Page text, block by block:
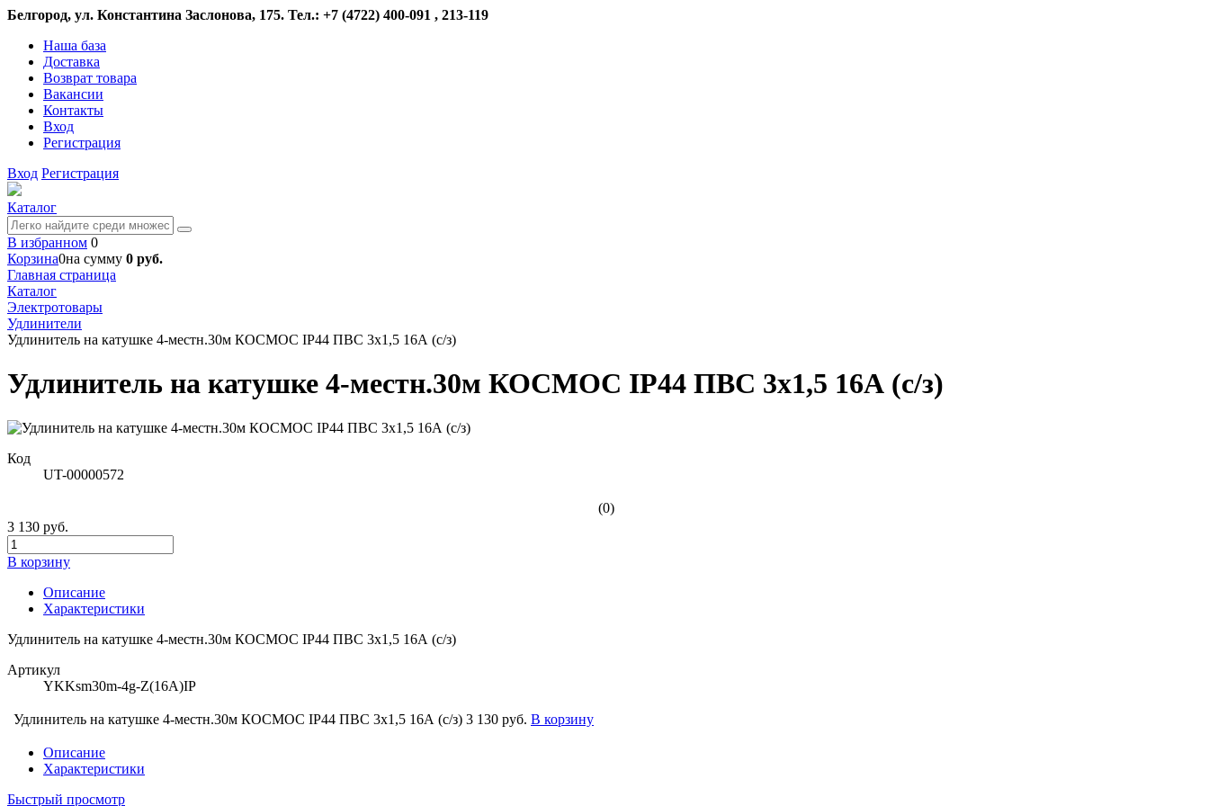
Белгород, ул. Константина Заслонова, 175. Тел.: +7 (4722) 400-091 , 213-119
Наша база
Доставка
Возврат товара
Вакансии
Контакты
Вход
Регистрация
Вход Регистрация
Каталог
В избранном 0
Корзина0на сумму 0 руб.
Главная страница
Каталог
Электротовары
Удлинители
Удлинитель на катушке 4-местн.30м КОСМОС IP44 ПВС 3х1,5 16А (с/з)
Удлинитель на катушке 4-местн.30м КОСМОС IP44 ПВС 3х1,5 16А (с/з)
Код
UT-00000572
(0)
3 130 руб.
В корзину
Описание
Характеристики
Удлинитель на катушке 4-местн.30м КОСМОС IP44 ПВС 3х1,5 16А (с/з)
Артикул
YKKsm30m-4g-Z(16A)IP
Удлинитель на катушке 4-местн.30м КОСМОС IP44 ПВС 3х1,5 16А (с/з) 3 130 руб. В корзину
Описание
Характеристики
Быстрый просмотр